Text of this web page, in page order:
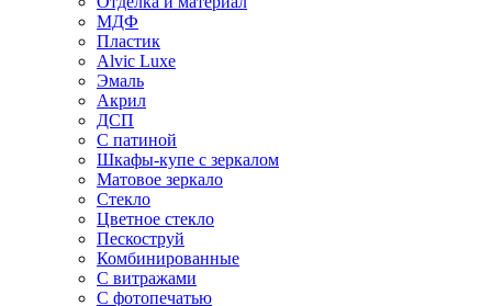
МДФ
Пластик
Alvic Luxe
Эмаль
Акрил
ДСП
С патиной
Шкафы-купе с зеркалом
Матовое зеркало
Стекло
Цветное стекло
Пескоструй
Комбинированные
С витражами
С фотопечатью